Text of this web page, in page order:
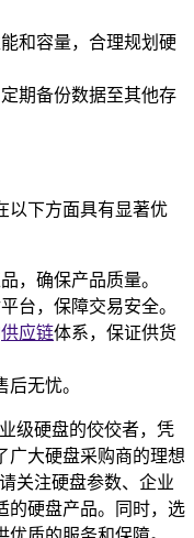
和容量，合理规划硬
期备份数据至其他存
以下方面具有显著优
，确保产品质量。
台，保障交易安全。
供应链体系，保证供货
无忧。
级硬盘的佼佼者，凭
广大硬盘采购商的理想
关注硬盘参数、企业
的硬盘产品。同时，选